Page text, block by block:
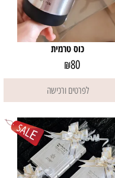
כוס טרמית
₪80
לפרטים ורכישה